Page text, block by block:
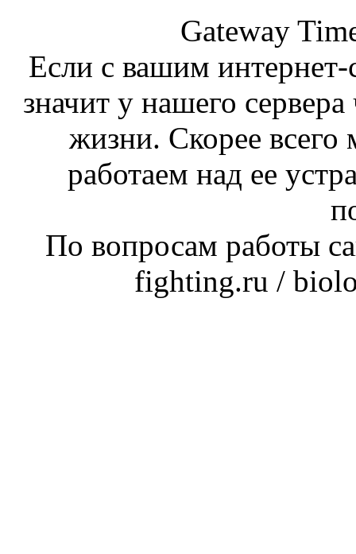
Gateway
Если с вашим интернет-
значит у нашего
жизни. Скорее
работаем над ее
По вопросам работы
fighting.ru /